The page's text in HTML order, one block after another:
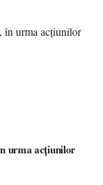
urma acțiunilor